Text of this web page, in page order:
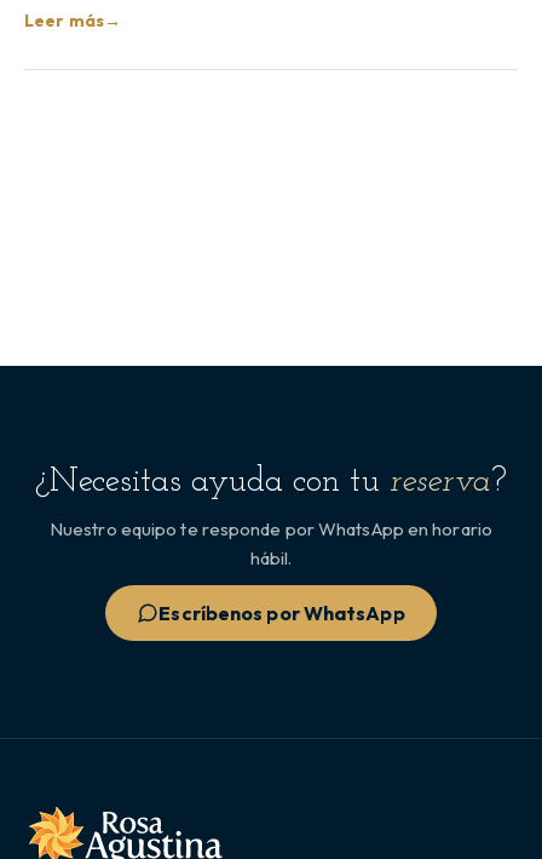
Leer más→
¿Necesitas ayuda con tu reserva?
Nuestro equipo te responde por WhatsApp en horario
hábil.
Escríbenos por WhatsApp